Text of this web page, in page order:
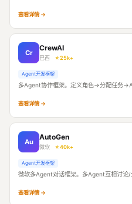
查看详情 →
Cr
CrewAI
巴西 ⭐ 25k+
Agent开发框架
多Agent协作框架。定义角色→分配任务
查看详情 →
Au
AutoGen
微软 ⭐ 40k+
Agent开发框架
微软多Agent对话框架。多Agent互相讨论/
查看详情 →